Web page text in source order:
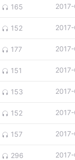
165
152
177
151
153
152
157
296